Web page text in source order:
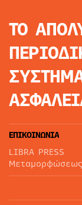
ΤΟ
ΕΠΙΚΟΙΝΩΝΙΑ
LIBRA PRESS